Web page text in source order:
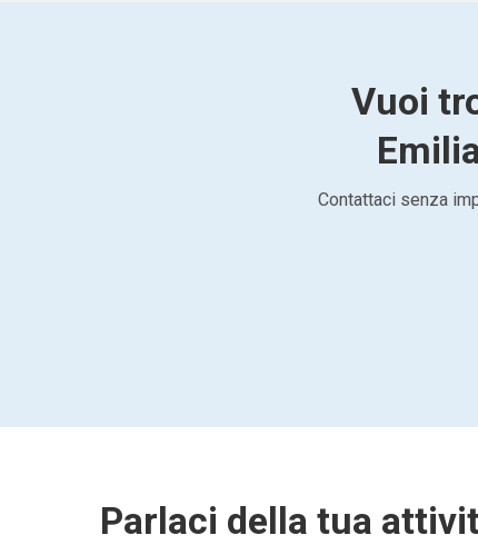
Vuoi
Contattaci senza
Parlaci della tua